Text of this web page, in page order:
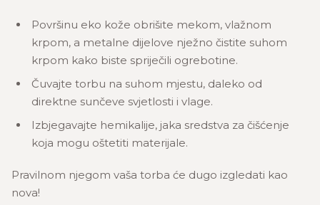
Površinu eko kože obrišite mekom, vlažnom
krpom, a metalne dijelove nježno čistite suhom
krpom kako biste spriječili ogrebotine.
Čuvajte torbu na suhom mjestu, daleko od
direktne sunčeve svjetlosti i vlage.
Izbjegavajte hemikalije, jaka sredstva za čišćenje
koja mogu oštetiti materijale.
Pravilnom njegom vaša torba će dugo izgledati kao
nova!